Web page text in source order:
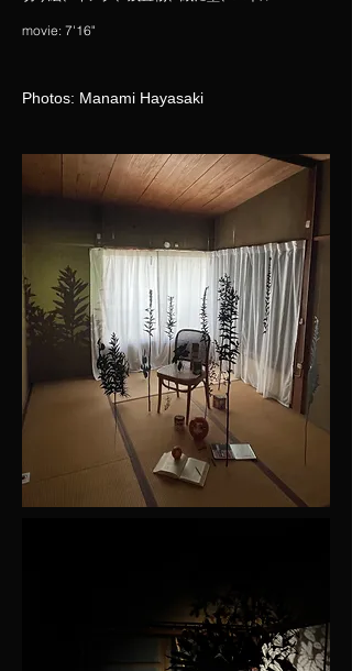
​movie: 7'16"
Photos: Manami Hayasaki